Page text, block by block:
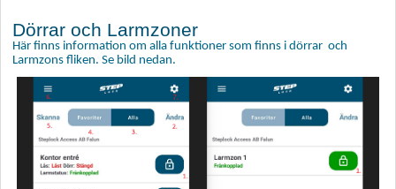
Dörrar och Larmzoner
Här finns information om alla funktioner som finns i dörrar och
Larmzons fliken. Se bild nedan.